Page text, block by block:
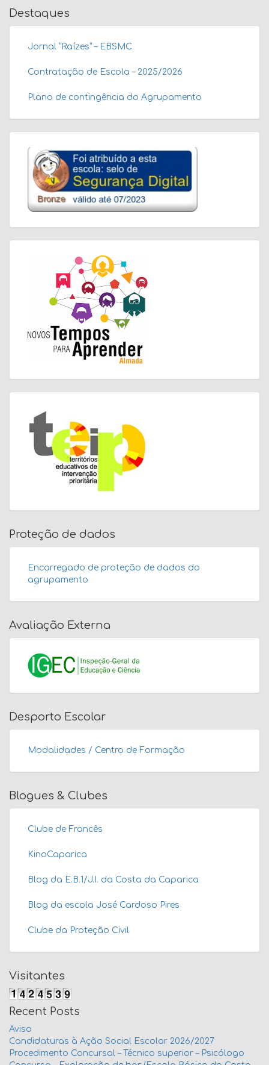
Destaques
Jornal “Raízes” – EBSMC
Contratação de Escola – 2025/2026
Plano de contingência do Agrupamento
Proteção de dados
Encarregado de proteção de dados do
agrupamento
Avaliação Externa
Desporto Escolar
Modalidades / Centro de Formação
Blogues & Clubes
Clube de Francês
KinoCaparica
Blog da E.B.1/J.I. da Costa da Caparica
Blog da escola José Cardoso Pires
Clube da Proteção Civil
Visitantes
Recent Posts
Aviso
Candidaturas à Ação Social Escolar 2026/2027
Procedimento Concursal – Técnico superior – Psicólogo